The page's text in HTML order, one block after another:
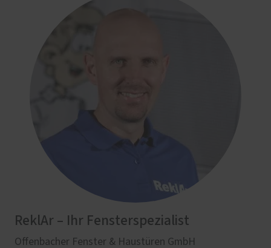
ReklAr – Ihr Fensterspezialist
Offenbacher Fenster & Haustüren GmbH